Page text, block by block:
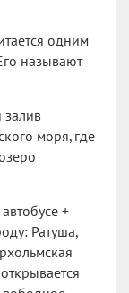
одним
называют
залив
моря, где
+
Ратуша,